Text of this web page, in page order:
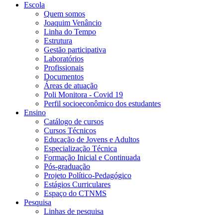
Escola
Quem somos
Joaquim Venâncio
Linha do Tempo
Estrutura
Gestão participativa
Laboratórios
Profissionais
Documentos
Áreas de atuação
Poli Monitora - Covid 19
Perfil socioeconômico dos estudantes
Ensino
Catálogo de cursos
Cursos Técnicos
Educação de Jovens e Adultos
Especialização Técnica
Formação Inicial e Continuada
Pós-graduação
Projeto Político-Pedagógico
Estágios Curriculares
Espaço do CTNMS
Pesquisa
Linhas de pesquisa